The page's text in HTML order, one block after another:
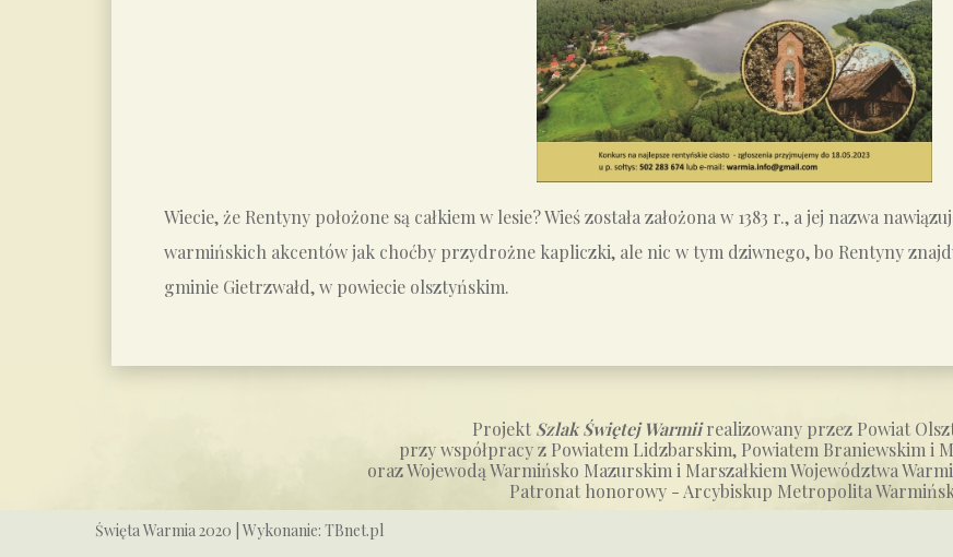
Wiecie, że Rentyny położone są całkiem w lesie? Wieś została założona w 1383 r., a jej nazwa
warmińskich akcentów jak choćby przydrożne kapliczki, ale nic w tym dziwnego, bo Rentyny
gminie Gietrzwałd, w powiecie olsztyńskim.
Projekt Szlak Świętej Warmiirealizowany przez Powiat
przy współpracy z Powiatem Lidzbarskim, Powiatem Braniewskim i
oraz Wojewodą Warmińsko Mazurskim i Marszałkiem Województwa
Patronat honorowy - Arcybiskup Metropolita
Święta Warmia 2020 | Wykonanie: TBnet.pl